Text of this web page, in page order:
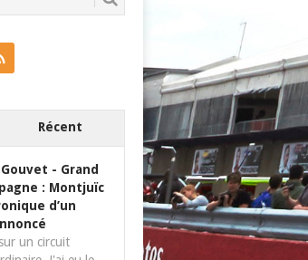
Récent
- Grand
: Montjuïc
d’un
un circuit